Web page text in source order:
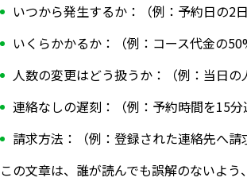
いつから発生するか：（例：予約日の2日
いくらかかるか：（例：コース代金の
人数の変更はどう扱うか：（例：当日の
連絡なしの遅刻：（例：予約時間を15
請求方法：（例：登録された連絡先へ請
この文章は、誰が読んでも誤解のないよ